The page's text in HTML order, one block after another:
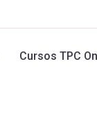
Cursos TPC